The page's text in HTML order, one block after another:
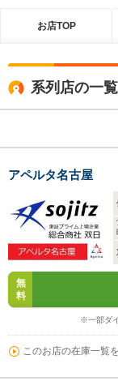
お店TOP
系列店の一覧
アペルタ名古屋
無
料
※一部ダ
このお店の在庫一覧